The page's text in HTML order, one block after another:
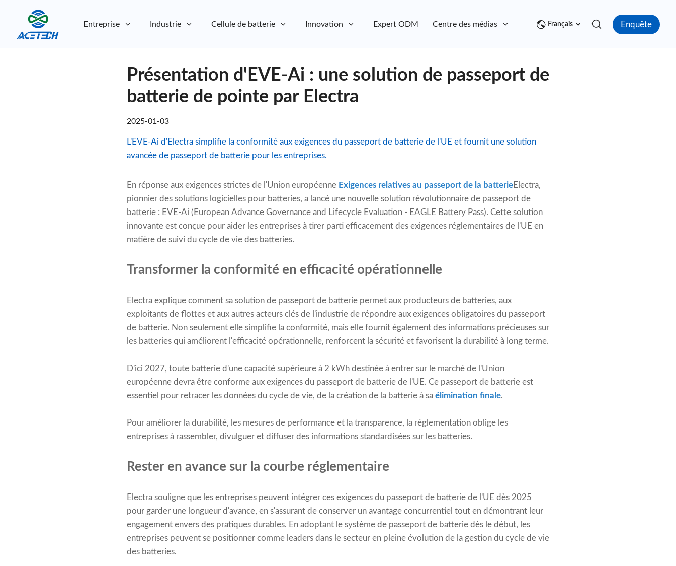
Entreprise Industrie Cellule de batterie Innovation Expert ODM Centre des médias ContactFrançais Enquête
Présentation d'EVE-Ai : une solution de passeport de
batterie de pointe par Electra
2025-01-03
L'EVE-Ai d'Electra simplifie la conformité aux exigences du passeport de batterie de l'UE et fournit une solution
avancée de passeport de batterie pour les entreprises.
En réponse aux exigences strictes de l'Union européenne Exigences relatives au passeport de la batterieElectra,
pionnier des solutions logicielles pour batteries, a lancé une nouvelle solution révolutionnaire de passeport de
batterie : EVE-Ai (European Advance Governance and Lifecycle Evaluation - EAGLE Battery Pass). Cette solution
innovante est conçue pour aider les entreprises à tirer parti efficacement des exigences réglementaires de l'UE en
matière de suivi du cycle de vie des batteries.
Transformer la conformité en efficacité opérationnelle
Electra explique comment sa solution de passeport de batterie permet aux producteurs de batteries, aux
exploitants de flottes et aux autres acteurs clés de l'industrie de répondre aux exigences obligatoires du passeport
de batterie. Non seulement elle simplifie la conformité, mais elle fournit également des informations précieuses sur
les batteries qui améliorent l'efficacité opérationnelle, renforcent la sécurité et favorisent la durabilité à long terme.
D'ici 2027, toute batterie d'une capacité supérieure à 2 kWh destinée à entrer sur le marché de l'Union
européenne devra être conforme aux exigences du passeport de batterie de l'UE. Ce passeport de batterie est
essentiel pour retracer les données du cycle de vie, de la création de la batterie à sa élimination finale.
Pour améliorer la durabilité, les mesures de performance et la transparence, la réglementation oblige les
entreprises à rassembler, divulguer et diffuser des informations standardisées sur les batteries.
Rester en avance sur la courbe réglementaire
Electra souligne que les entreprises peuvent intégrer ces exigences du passeport de batterie de l'UE dès 2025
pour garder une longueur d'avance, en s'assurant de conserver un avantage concurrentiel tout en démontrant leur
engagement envers des pratiques durables. En adoptant le système de passeport de batterie dès le début, les
entreprises peuvent se positionner comme leaders dans le secteur en pleine évolution de la gestion du cycle de vie
des batteries.